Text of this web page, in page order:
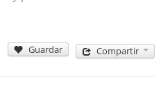
Guardar Compartir